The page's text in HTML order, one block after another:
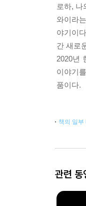
로하, 나
와이라
야기이
간 새로
2020년
이야기
품이다.
책의 일부
관련 동